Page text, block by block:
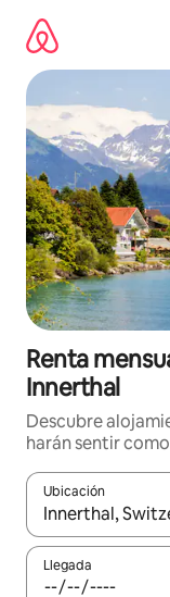
contenido
Renta
Innerthal
Descubre
harán sentir
Ubicación
Cuando los
Llegada